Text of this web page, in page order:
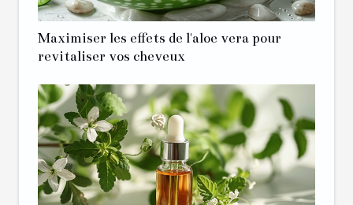
Maximiser les effets de l'aloe vera pour
revitaliser vos cheveux